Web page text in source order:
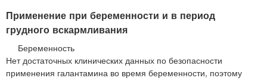
Применение при беременности и в период
грудного вскармливания
Беременность
Нет достаточных клинических данных по безопасности
применения галантамина во время беременности, поэтому